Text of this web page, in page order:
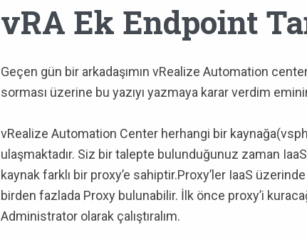
vRA Ek Endpoint
Geçen gün bir arkadaşımın vRealize Automation
sorması üzerine bu yazıyı yazmaya karar verdim
vRealize Automation Center herhangi bir
ulaşmaktadır. Siz bir talepte bulunduğunuz zaman
kaynak farklı bir proxy’e sahiptir.Proxy’ler IaaS
birden fazlada Proxy bulunabilir. İlk önce proxy’i
Administrator olarak çalıştıralım.